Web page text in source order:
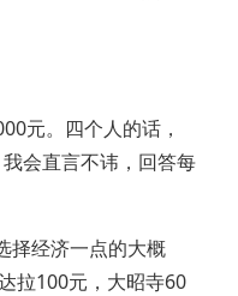
元。四个人的话，
会直言不讳，回答每
择经济一点的大概
拉100元，大昭寺60